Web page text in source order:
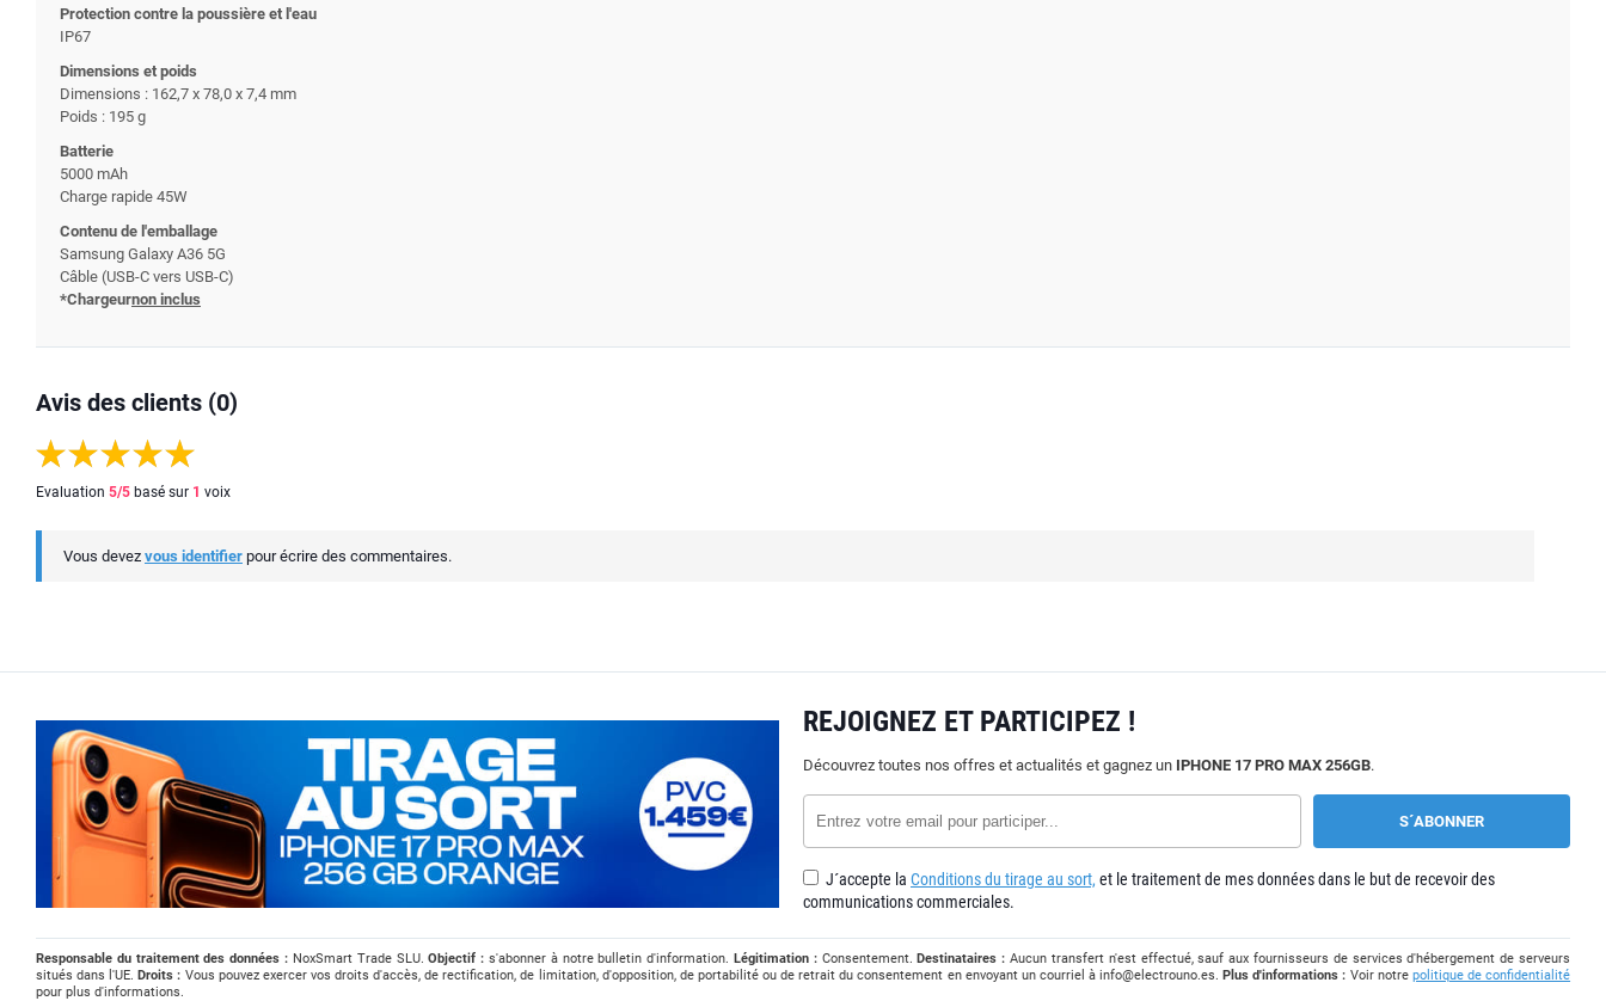
Protection contre la poussière et l'eau
IP67
Dimensions et poids
Dimensions : 162,7 x 78,0 x 7,4 mm
Poids : 195 g
Batterie
5000 mAh
Charge rapide 45W
Contenu de l'emballage
Samsung Galaxy A36 5G
Câble (USB-C vers USB-C)
*Chargeurnon inclus
Avis des clients (0)
Evaluation 5/5 basé sur 1 voix
Vous devez vous identifier pour écrire des commentaires.
REJOIGNEZ ET PARTICIPEZ !
Découvrez toutes nos offres et actualités et gagnez un IPHONE 17 PRO MAX 256GB.
J´accepte la Conditions du tirage au sort, et le traitement de mes données dans le but de recevoir des
communications commerciales.
Responsable du traitement des données : NoxSmart Trade SLU.Objectif : s'abonner à notre bulletin d'information. Légitimation :Consentement.Destinataires : Aucun transfert n'est effectué, sauf aux fournisseurs de services d'hébergement de serveurs
situés dans l'UE.Droits : Vous pouvez exercer vos droits d'accès, de rectification, de limitation, d'opposition, de portabilité ou de retrait du consentement en envoyant un courriel àinfo@electrouno.es.Plus d'informations : Voir notre politique de confidentialité
pour plus d'informations.